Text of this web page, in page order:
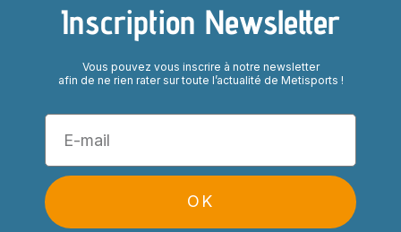
Inscription Newsletter
Vous pouvez vous inscrire à notre newsletter
afin de ne rien rater sur toute l’actualité de Metisports !
OK